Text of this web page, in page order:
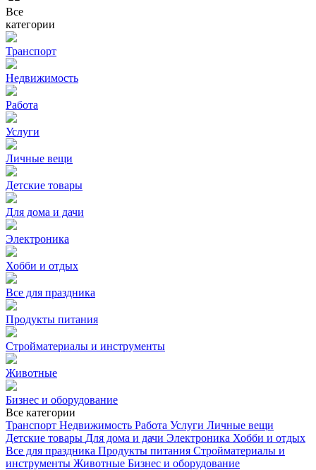
Все
категории
Транспорт
Недвижимость
Работа
Услуги
Личные вещи
Детские товары
Для дома и дачи
Электроника
Хобби и отдых
Все для праздника
Продукты питания
Стройматериалы и инструменты
Животные
Бизнес и оборудование
Все категории
Транспорт Недвижимость Работа Услуги Личные вещи
Детские товары Для дома и дачи Электроника Хобби и отдых
Все для праздника Продукты питания Стройматериалы и
инструменты Животные Бизнес и оборудование